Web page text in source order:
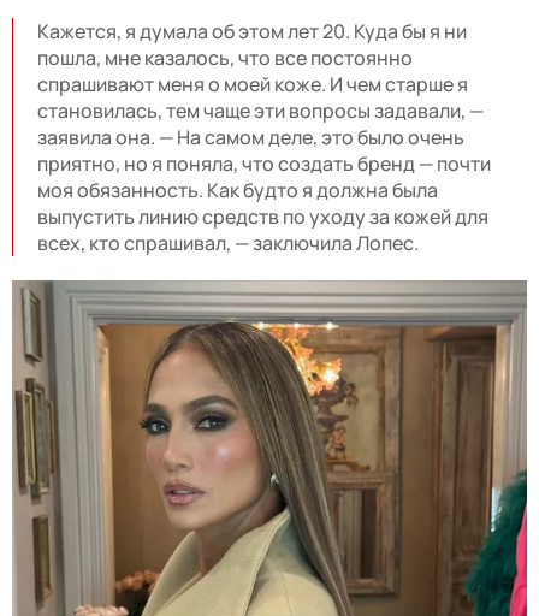
Кажется, я думала об этом лет 20. Куда бы я ни
пошла, мне казалось, что все постоянно
спрашивают меня о моей коже. И чем старше я
становилась, тем чаще эти вопросы задавали, —
заявила она. — На самом деле, это было очень
приятно, но я поняла, что создать бренд — почти
моя обязанность. Как будто я должна была
выпустить линию средств по уходу за кожей для
всех, кто спрашивал, — заключила Лопес.